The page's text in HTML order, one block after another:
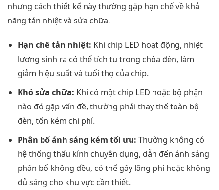
nhưng cách thiết kế này thường gặp hạn chế về khả
năng tản nhiệt và sửa chữa.
Hạn chế tản nhiệt: Khi chip LED hoạt động, nhiệt
lượng sinh ra có thể tích tụ trong chóa đèn, làm
giảm hiệu suất và tuổi thọ của chip.
Khó sửa chữa: Khi có một chip LED hoặc bộ phận
nào đó gặp vấn đề, thường phải thay thế toàn bộ
đèn, tốn kém chi phí.
Phân bổ ánh sáng kém tối ưu: Thường không có
hệ thống thấu kính chuyên dụng, dẫn đến ánh sáng
phân bổ không đều, có thể gây lãng phí hoặc không
đủ sáng cho khu vực cần thiết.